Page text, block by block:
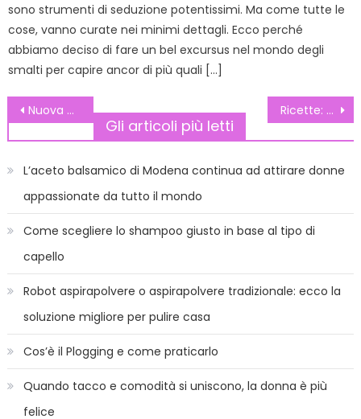
sono strumenti di seduzione potentissimi. Ma come tutte le
cose, vanno curate nei minimi dettagli. Ecco perché
abbiamo deciso di fare un bel excursus nel mondo degli
smalti per capire ancor di più quali […]
Navigazione
articoli
Nuova collezione Lovable autunno inverno 2011-2012 Ricette: Zuppa Bretone
Gli articoli più letti
L’aceto balsamico di Modena continua ad attirare donne
appassionate da tutto il mondo
Come scegliere lo shampoo giusto in base al tipo di
capello
Robot aspirapolvere o aspirapolvere tradizionale: ecco la
soluzione migliore per pulire casa
Cos’è il Plogging e come praticarlo
Quando tacco e comodità si uniscono, la donna è più
felice